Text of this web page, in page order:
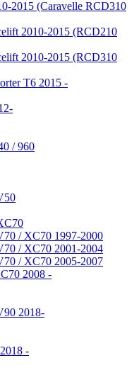
2015 (Caravelle RCD310
2010-2015 (RCD210
2010-2015 (RCD310
T6 2015 -
/ 960
/ XC70 1997-2000
/ XC70 2001-2004
/ XC70 2005-2007
2008 -
2018-
-